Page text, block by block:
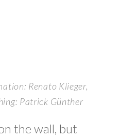
Renato Klieger,
Patrick Günther
the wall, but